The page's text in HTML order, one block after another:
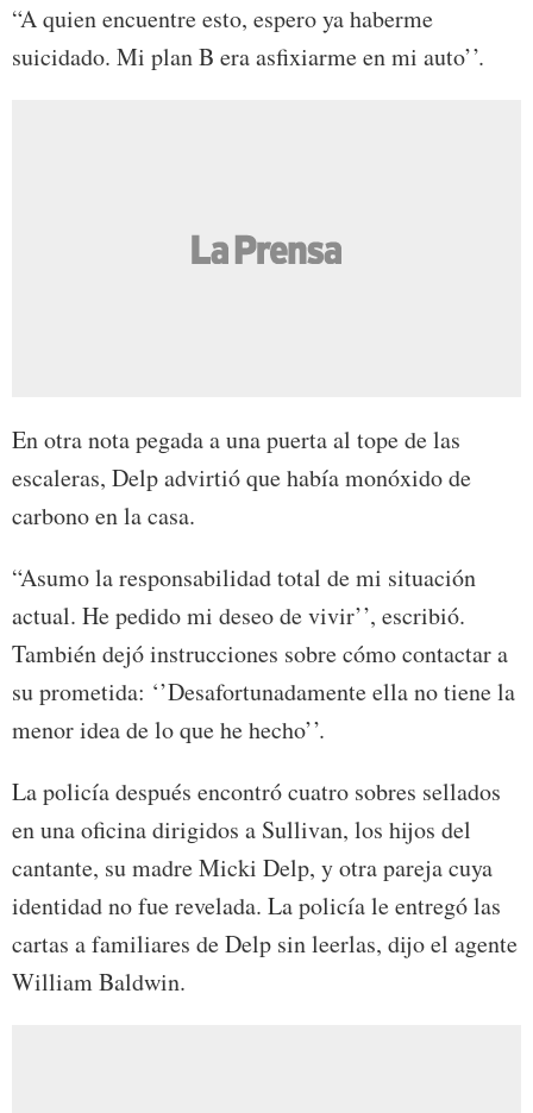
“A quien encuentre esto, espero ya haberme
suicidado. Mi plan B era asfixiarme en mi auto’’.
En otra nota pegada a una puerta al tope de las
escaleras, Delp advirtió que había monóxido de
carbono en la casa.
“Asumo la responsabilidad total de mi situación
actual. He pedido mi deseo de vivir’’, escribió.
También dejó instrucciones sobre cómo contactar a
su prometida: ‘’Desafortunadamente ella no tiene la
menor idea de lo que he hecho’’.
La policía después encontró cuatro sobres sellados
en una oficina dirigidos a Sullivan, los hijos del
cantante, su madre Micki Delp, y otra pareja cuya
identidad no fue revelada. La policía le entregó las
cartas a familiares de Delp sin leerlas, dijo el agente
William Baldwin.